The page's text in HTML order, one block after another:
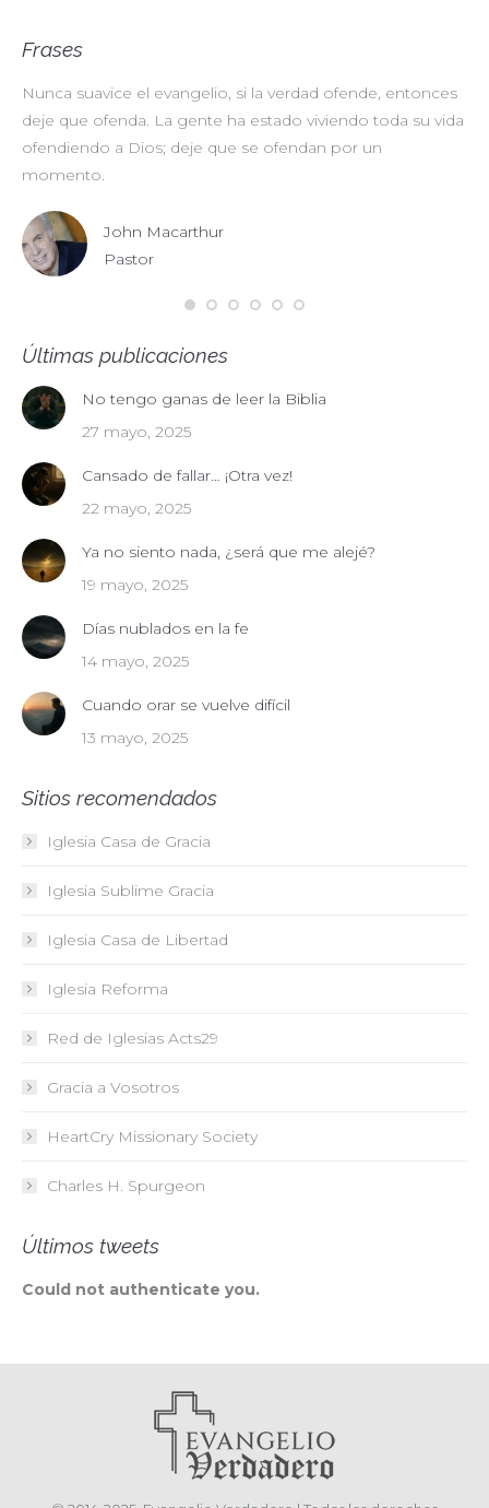
Frases
Nunca suavice el evangelio, si la verdad ofende, entonces
deje que ofenda. La gente ha estado viviendo toda su vida
ofendiendo a Dios; deje que se ofendan por un
momento.
John Macarthur
Pastor
Últimas publicaciones
No tengo ganas de leer la Biblia
27 mayo, 2025
Cansado de fallar… ¡Otra vez!
22 mayo, 2025
Ya no siento nada, ¿será que me alejé?
19 mayo, 2025
Días nublados en la fe
14 mayo, 2025
Cuando orar se vuelve difícil
13 mayo, 2025
Sitios recomendados
Iglesia Casa de Gracia
Iglesia Sublime Gracia
Iglesia Casa de Libertad
Iglesia Reforma
Red de Iglesias Acts29
Gracia a Vosotros
HeartCry Missionary Society
Charles H. Spurgeon
Últimos tweets
Could not authenticate you.